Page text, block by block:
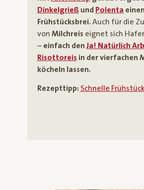
Dinkelgrieß und Polenta
Frühstücksbrei. Auch für die
von Milchreis eignet sich
– einfach den Ja! Natürlich
Risottoreis in der vierfachen
köcheln lassen.
Rezepttipp: Schnelle